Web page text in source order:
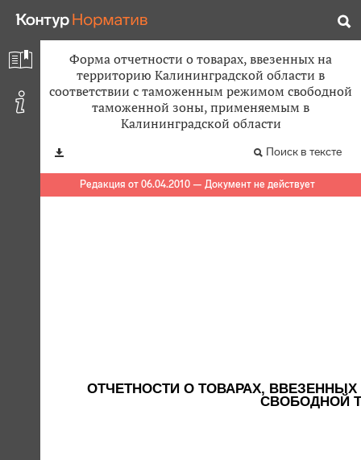
Форма отчетности о товарах, ввезенных на
территорию Калининградской области в
соответствии с таможенным режимом свободной
таможенной зоны, применяемым в
Калининградской области
Поиск в тексте
Редакция от 06.04.2010 — Документ не действует
ОТЧЕТНОСТИ О ТОВАРАХ,
СВОБОДНОЙ